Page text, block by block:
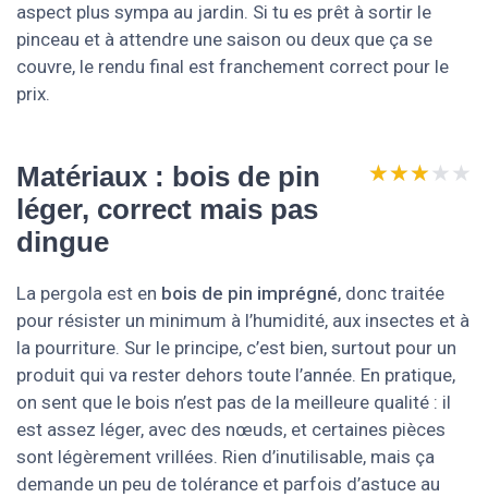
aspect plus sympa au jardin. Si tu es prêt à sortir le
pinceau et à attendre une saison ou deux que ça se
couvre, le rendu final est franchement correct pour le
prix.
Matériaux : bois de pin
léger, correct mais pas
dingue
★★★★★
★★★★★
La pergola est en bois de pin imprégné, donc traitée
pour résister un minimum à l’humidité, aux insectes et à
la pourriture. Sur le principe, c’est bien, surtout pour un
produit qui va rester dehors toute l’année. En pratique,
on sent que le bois n’est pas de la meilleure qualité : il
est assez léger, avec des nœuds, et certaines pièces
sont légèrement vrillées. Rien d’inutilisable, mais ça
demande un peu de tolérance et parfois d’astuce au